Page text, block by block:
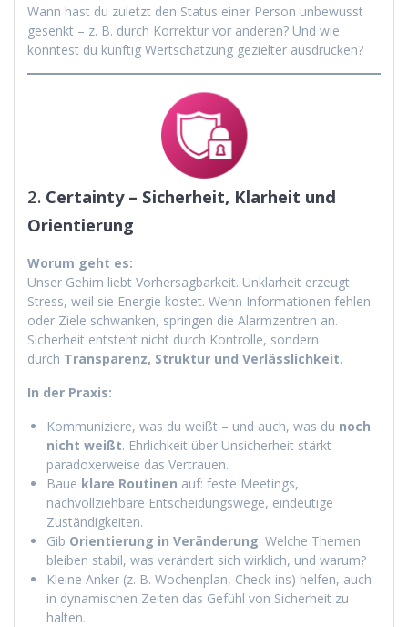
Wann hast du zuletzt den Status einer Person unbewusst
gesenkt – z. B. durch Korrektur vor anderen? Und wie
könntest du künftig Wertschätzung gezielter ausdrücken?
2. Certainty – Sicherheit, Klarheit und
Orientierung
Worum geht es:
Unser Gehirn liebt Vorhersagbarkeit. Unklarheit erzeugt
Stress, weil sie Energie kostet. Wenn Informationen fehlen
oder Ziele schwanken, springen die Alarmzentren an.
Sicherheit entsteht nicht durch Kontrolle, sondern
durch Transparenz, Struktur und Verlässlichkeit.
In der Praxis:
Kommuniziere, was du weißt – und auch, was du noch
nicht weißt. Ehrlichkeit über Unsicherheit stärkt
paradoxerweise das Vertrauen.
Baue klare Routinen auf: feste Meetings,
nachvollziehbare Entscheidungswege, eindeutige
Zuständigkeiten.
Gib Orientierung in Veränderung: Welche Themen
bleiben stabil, was verändert sich wirklich, und warum?
Kleine Anker (z. B. Wochenplan, Check-ins) helfen, auch
in dynamischen Zeiten das Gefühl von Sicherheit zu
halten.